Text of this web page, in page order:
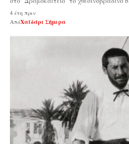
4 έτη πριν
ΑπόΧαϊδάρι Σήμερα